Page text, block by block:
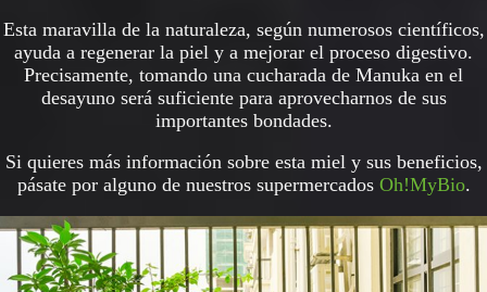
Esta maravilla de la naturaleza, según numerosos científicos,
ayuda a regenerar la piel y a mejorar el proceso digestivo.
Precisamente, tomando una cucharada de Manuka en el
desayuno será suficiente para aprovecharnos de sus
importantes bondades.
Si quieres más información sobre esta miel y sus beneficios,
pásate por alguno de nuestros supermercados Oh!MyBio.